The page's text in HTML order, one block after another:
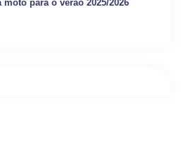
para o verão 2025/2026